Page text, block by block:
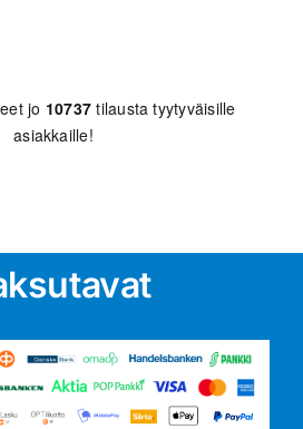
jo 10737 tilausta tyytyväisille
asiakkaille!